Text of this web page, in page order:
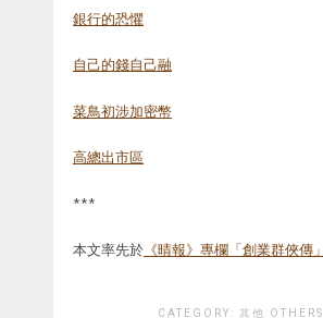
銀行的恐懼
自己的錢自己融
菜鳥初涉加密幣
高總出市區
***
本文率先於 《晴報》專欄「創業群俠傳」
CATEGORY: 其他 OTHERS